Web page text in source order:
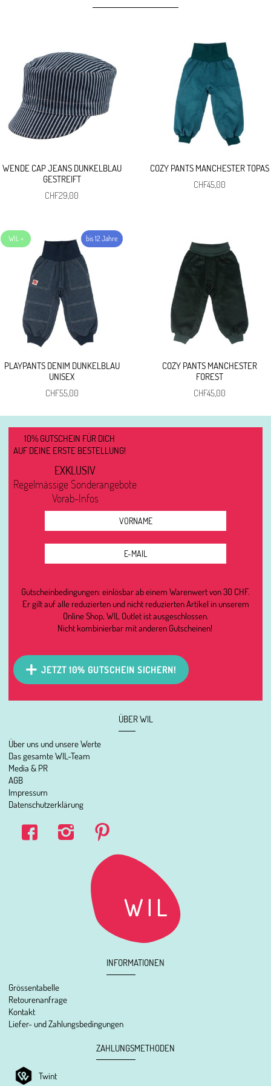
WENDE CAP JEANS DUNKELBLAU
GESTREIFT
CHF29,00
COZY PANTS MANCHESTER TOPAS
CHF45,00
PLAYPANTS DENIM DUNKELBLAU
UNISEX
CHF55,00
COZY PANTS MANCHESTER
FOREST
CHF45,00
ÜBER WIL
Über uns und unsere Werte
Das gesamte WIL-Team
Media & PR
AGB
Impressum
Datenschutzerklärung
INFORMATIONEN
Grössentabelle
Retourenanfrage
Kontakt
Liefer- und Zahlungsbedingungen
ZAHLUNGSMETHODEN
Twint
10% GUTSCHEIN FÜR DICH
AUF DEINE ERSTE BESTELLUNG!
EXKLUSIV
Regelmässige Sonderangebote
Vorab-Infos
Gutscheinbedingungen: einlösbar ab einem Warenwert von 30 CHF.
Er gilt auf alle reduzierten und nicht reduzierten Artikel in unserem
Online Shop, WIL Outlet ist ausgeschlossen.
Nicht kombinierbar mit anderen Gutscheinen!
JETZT 10% GUTSCHEIN SICHERN!